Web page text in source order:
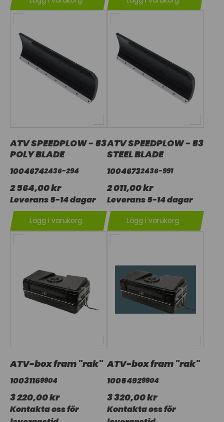
ATV SPEEDPLOW - 53
POLY BLADE
10046742436-294
2 564,00 kr
Leverans 5-14 dagar
Lägg i varukorg
ATV SPEEDPLOW - 53
STEEL BLADE
10046732436-991
2 011,00 kr
Leverans 5-14 dagar
Lägg i varukorg
ATV-box fram "rak"
10031169904
3 220,00 kr
Kontakta oss för
ATV-box fram "rak"
10054929904
3 320,00 kr
Kontakta oss för